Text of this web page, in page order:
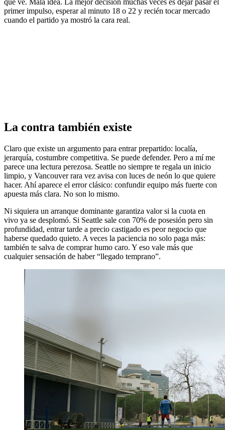
primer impulso, esperar al minuto 18 o 22 y recién tocar mercado
cuando el partido ya mostró la cara real.
La contra también existe
Claro que existe un argumento para entrar prepartido: localía,
jerarquía, costumbre competitiva. Se puede defender. Pero a mí me
parece una lectura perezosa. Seattle no siempre te regala un inicio
limpio, y Vancouver rara vez avisa con luces de neón lo que quiere
hacer. Ahí aparece el error clásico: confundir equipo más fuerte con
apuesta más clara. No son lo mismo.
Ni siquiera un arranque dominante garantiza valor si la cuota en
vivo ya se desplomó. Si Seattle sale con 70% de posesión pero sin
profundidad, entrar tarde a precio castigado es peor negocio que
haberse quedado quieto. A veces la paciencia no solo paga más:
también te salva de comprar humo caro. Y eso vale más que
cualquier sensación de haber “llegado temprano”.